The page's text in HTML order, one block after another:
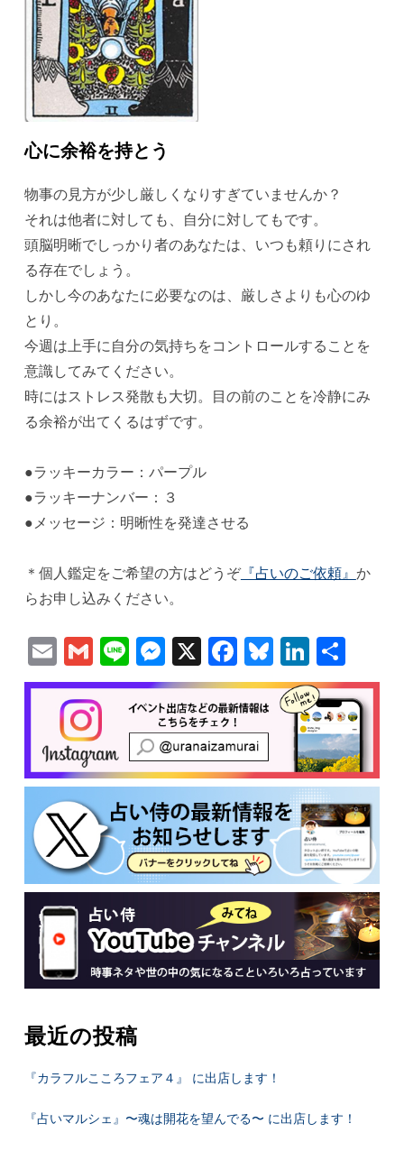
心に余裕を持とう
物事の見方が少し厳しくなりすぎていませんか？
それは他者に対しても、自分に対してもです。
頭脳明晰でしっかり者のあなたは、いつも頼りにされ
る存在でしょう。
しかし今のあなたに必要なのは、厳しさよりも心のゆ
とり。
今週は上手に自分の気持ちをコントロールすることを
意識してみてください。
時にはストレス発散も大切。目の前のことを冷静にみ
る余裕が出てくるはずです。
●ラッキーカラー：パープル
●ラッキーナンバー：３
●メッセージ：明晰性を発達させる
＊個人鑑定をご希望の方はどうぞ『占いのご依頼』 か
らお申し込みください。
EmailGmail
LineMessenger
X Facebook
Bluesky
共
有
最近の投稿
『カラフルこころフェア４』 に出店します！
『占いマルシェ』〜魂は開花を望んでる〜 に出店します！